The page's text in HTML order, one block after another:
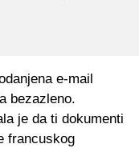
e-mail
bezazleno.
je da ti dokumenti
francuskog